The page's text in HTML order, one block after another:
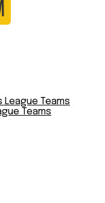
League Teams
Teams